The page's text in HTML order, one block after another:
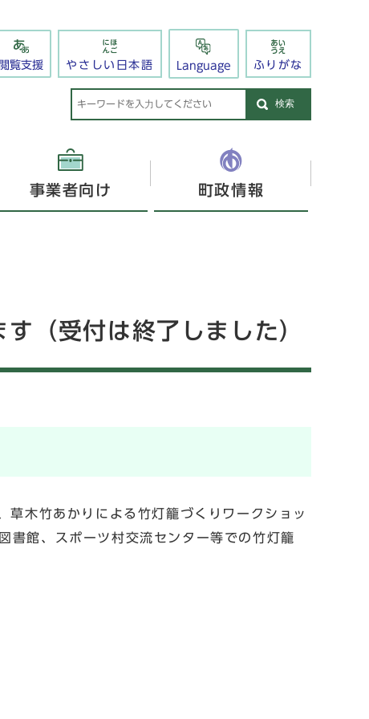
閲覧支援 やさしい日本語 Language ふりがな
検索
事業者向け 町政情報
（受付は終了しました）
木竹あかりによる竹灯籠づくりワークショッ
書館、スポーツ村交流センター等での竹灯籠